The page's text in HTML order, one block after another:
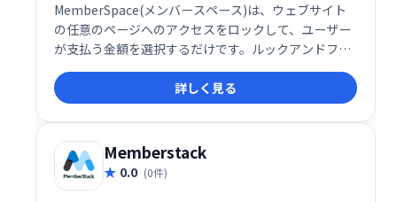
MemberSpace(メンバースペース)は、ウェブサイト
の任意のページへのアクセスをロックして、ユーザー
が支払う金額を選択するだけです。ルックアンドフィ
ールを100％制御しながら、コース、ビデオチュート
リアル、メンバーディレクトリなど、好きなもののメ
ンバーシップを作成します。
詳しく見る
Memberstack
0.0 (0件)